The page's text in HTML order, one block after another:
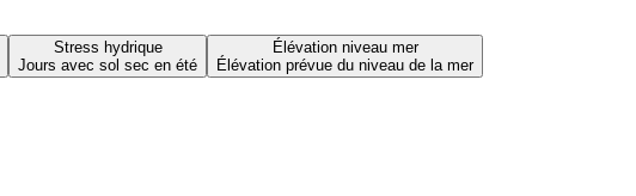
Stress hydrique
Jours avec sol sec en été
Élévation niveau mer
Élévation prévue du niveau de la mer